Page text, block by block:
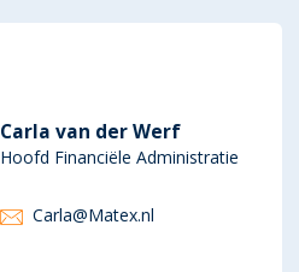
Carla van der Werf
Hoofd Financiële Administratie
Carla@Matex.nl